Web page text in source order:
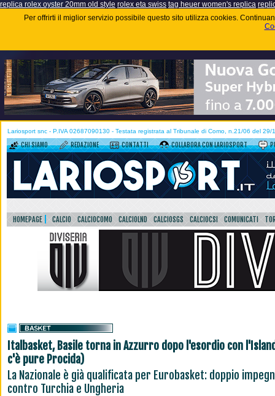
replica rolex oyster 20mm old style rolex eta swiss tag heuer women's replica
Per offrirti il miglior servizio possibile questo sito utilizza cookies.
Lariosport snc - P.IVA 02687090130 - Testata registrata al Tribunale di Como, n.21/06 del 29/
CHI SIAMO REDAZIONE CONTATTI COLLABORA CON LARIOSPORT
HOMEPAGE CALCIO CALCIOCOMO CALCIOLND CALCIOSGS CALCIOCSI COMUNICATI
Italbasket, Basile torna in Azzurro dopo l'esordio con
c'è pure Procida)
La Nazionale è già qualificata per Eurobasket: doppio
contro Turchia e Ungheria